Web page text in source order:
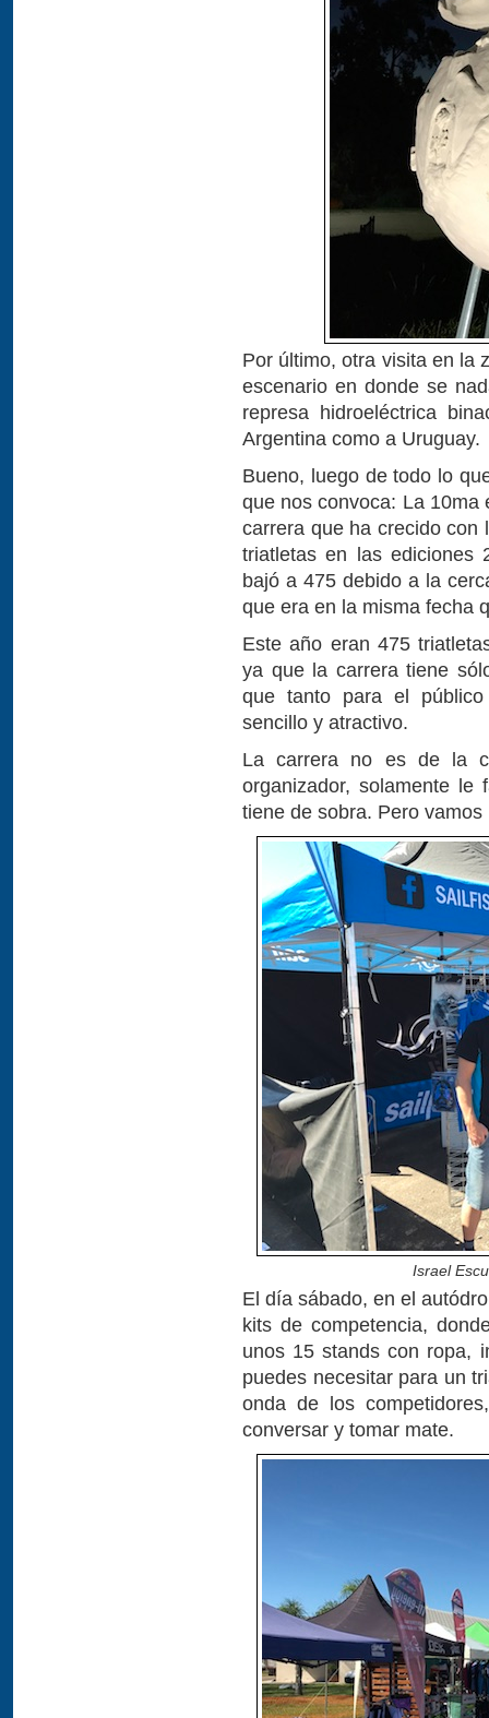
Por último, otra visita en la
escenario en donde se
represa hidroeléctrica
Argentina como a Uruguay.
Bueno, luego de todo lo
que nos convoca: La 10ma
carrera que ha crecido con
triatletas en las ediciones
bajó a 475 debido a la
que era en la misma fecha
Este año eran 475
ya que la carrera tiene
que tanto para el
sencillo y atractivo.
La carrera no es de la
organizador, solamente
tiene de sobra. Pero vamos
Israel
El día sábado, en el
kits de competencia,
unos 15 stands con ropa,
puedes necesitar para un
onda de los
conversar y tomar mate.